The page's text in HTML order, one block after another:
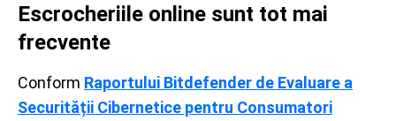
Escrocheriile online sunt tot mai
frecvente
Conform Raportului Bitdefender de Evaluare a
Securității Cibernetice pentru Consumatori